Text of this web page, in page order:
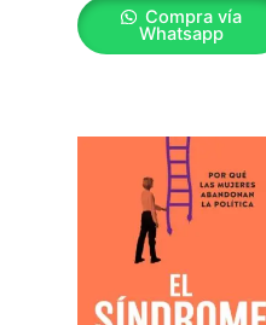
Compra vía
Whatsapp